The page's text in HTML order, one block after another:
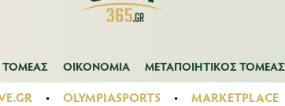
ΤΟΜΕΑΣ ΟΙΚΟΝΟΜΙΑ ΜΕΤΑΠΟΙΗΤΙΚΟΣ ΤΟΜΕΑΣ
OLYMPIASPORTS MARKETPLACE